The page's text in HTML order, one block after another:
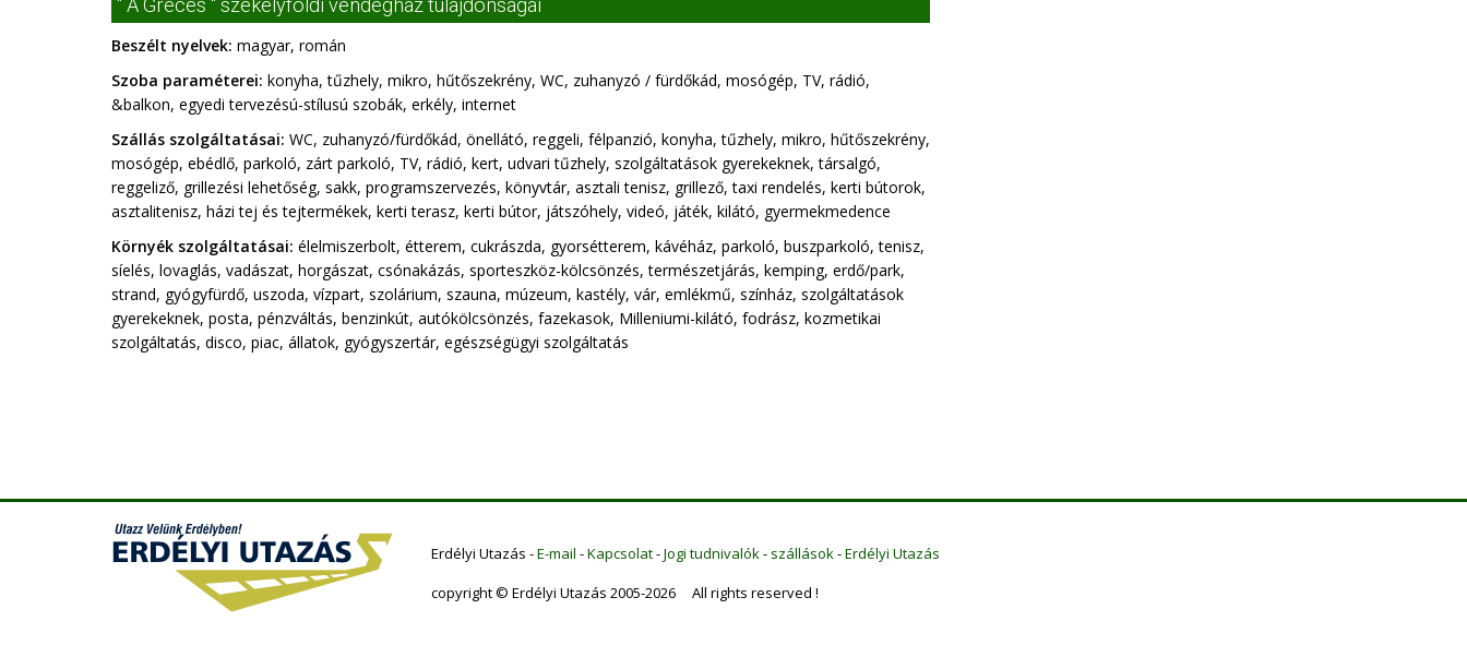
" A Gréces " székelyföldi vendégház tulajdonságai
Beszélt nyelvek: magyar, román
Szoba paraméterei: konyha, tűzhely, mikro, hűtőszekrény, WC, zuhanyzó / fürdőkád, mosógép, TV, rádió,
&balkon, egyedi tervezésú-stílusú szobák, erkély, internet
Szállás szolgáltatásai: WC, zuhanyzó/fürdőkád, önellátó, reggeli, félpanzió, konyha, tűzhely, mikro, hűtőszekrény,
mosógép, ebédlő, parkoló, zárt parkoló, TV, rádió, kert, udvari tűzhely, szolgáltatások gyerekeknek, társalgó,
reggeliző, grillezési lehetőség, sakk, programszervezés, könyvtár, asztali tenisz, grillező, taxi rendelés, kerti bútorok,
asztalitenisz, házi tej és tejtermékek, kerti terasz, kerti bútor, játszóhely, videó, játék, kilátó, gyermekmedence
Környék szolgáltatásai: élelmiszerbolt, étterem, cukrászda, gyorsétterem, kávéház, parkoló, buszparkoló, tenisz,
síelés, lovaglás, vadászat, horgászat, csónakázás, sporteszköz-kölcsönzés, természetjárás, kemping, erdő/park,
strand, gyógyfürdő, uszoda, vízpart, szolárium, szauna, múzeum, kastély, vár, emlékmű, színház, szolgáltatások
gyerekeknek, posta, pénzváltás, benzinkút, autókölcsönzés, fazekasok, Milleniumi-kilátó, fodrász, kozmetikai
szolgáltatás, disco, piac, állatok, gyógyszertár, egészségügyi szolgáltatás
Erdélyi Utazás -E-mail -Kapcsolat-Jogi tudnivalók- szállások-Erdélyi Utazás
copyright © Erdélyi Utazás 2005-2026 All rights reserved !